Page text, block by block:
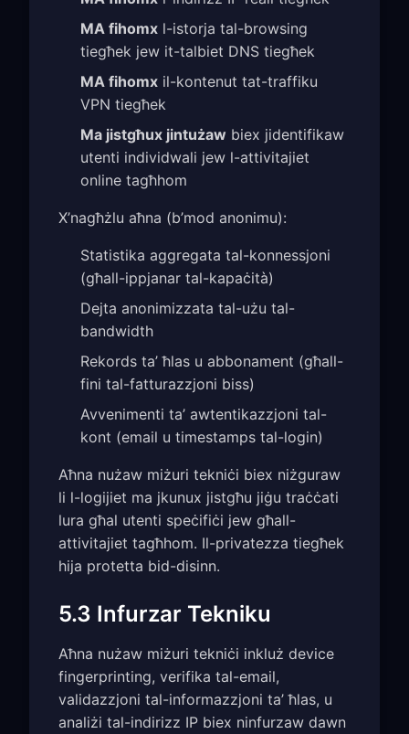
MA fihomx l-istorja tal-browsing
tiegħek jew it-talbiet DNS tiegħek
MA fihomx il-kontenut tat-traffiku
VPN tiegħek
Ma jistgħux jintużaw biex jidentifikaw
utenti individwali jew l-attivitajiet
online tagħhom
X’nagħżlu aħna (b’mod anonimu):
Statistika aggregata tal-konnessjoni
(għall-ippjanar tal-kapaċità)
Dejta anonimizzata tal-użu tal-
bandwidth
Rekords ta’ ħlas u abbonament (għall-
fini tal-fatturazzjoni biss)
Avvenimenti ta’ awtentikazzjoni tal-
kont (email u timestamps tal-login)
Aħna nużaw miżuri tekniċi biex niżguraw
li l-logijiet ma jkunux jistgħu jiġu traċċati
lura għal utenti speċifiċi jew għall-
attivitajiet tagħhom. Il-privatezza tiegħek
hija protetta bid-disinn.
5.3 Infurzar Tekniku
Aħna nużaw miżuri tekniċi inkluż device
fingerprinting, verifika tal-email,
validazzjoni tal-informazzjoni ta’ ħlas, u
analiżi tal-indirizz IP biex ninfurzaw dawn